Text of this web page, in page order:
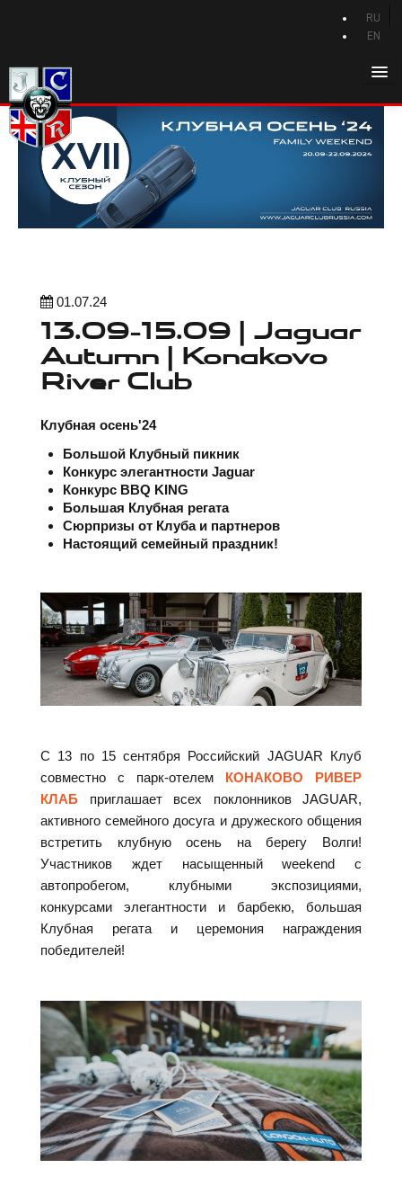
RU
EN
Главная
История Jaguar
Контакты
01.07.24
13.09-15.09 | Jaguar
Autumn | Konakovo
River Club
Клубная осень'24
Большой Клубный пикник
Конкурс элегантности Jaguar
Конкурс BBQ KING
Большая Клубная регата
Сюрпризы от Клуба и партнеров
Настоящий семейный праздник!
С 13 по 15 сентября Российский JAGUAR Клуб
совместно с парк-отелем
КОНАКОВО РИВЕР
КЛАБ приглашает всех поклонников JAGUAR,
активного семейного досуга и дружеского общения
встретить клубную осень на берегу Волги!
Участников ждет насыщенный weekend с
автопробегом, клубными экспозициями,
конкурсами элегантности и барбекю, большая
Клубная регата и церемония награждения
победителей!